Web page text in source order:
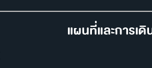
แผนที่และการเดิ